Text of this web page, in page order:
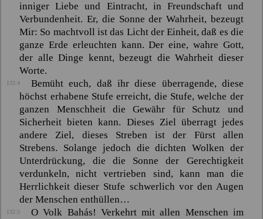
inniger Liebe und Eintracht, in Freundschaft und
Verbundenheit. Er, die Sonne der Wahrheit, bezeugt
Mir: So machtvoll ist das Licht der Einheit, daß es die
ganze Erde erleuchten kann. Der eine, wahre Gott,
der alle Dinge kennt, bezeugt die Wahrheit dieser
Worte.
132:4
Bemüht euch, daß ihr diese überragende, diese
höchst erhabene Stufe erreicht, die Stufe, welche der
ganzen Menschheit die Gewähr für Schutz und
Sicherheit bieten kann. Dieses Ziel überragt jedes
andere Ziel, dieses Streben ist der Fürst allen
Strebens. Solange jedoch die dichten Wolken der
Unterdrückung, die die Sonne der Gerechtigkeit
verdunkeln, nicht vertrieben sind, kann man die
Herrlichkeit dieser Stufe schwerlich vor den Augen
der Menschen enthüllen…
132:5 O Volk Bahás! Verkehrt mit allen Menschen im